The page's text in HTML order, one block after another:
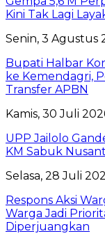
Kini Tak Lagi
Senin, 3 Agustus
Bupati Halbar
ke Kemendagri,
Transfer APBN
Kamis, 30 Juli
UPP Jailolo
KM Sabuk
Selasa, 28 Juli
Respons Aksi
Warga Jadi
Diperjuangkan